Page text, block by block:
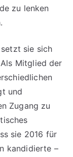
zu lenken
sie sich
Mitglied der
und
Zugang zu
sie 2016 für
kandidierte –